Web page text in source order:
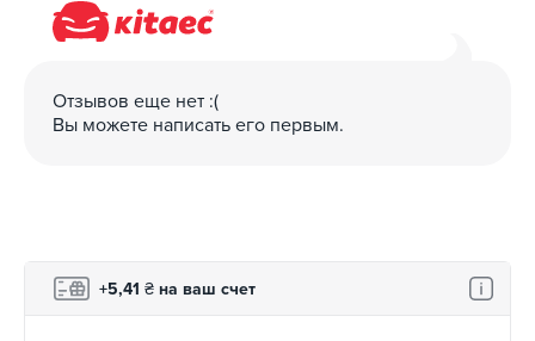
Отзывов еще нет :(
Вы можете написать его первым.
+5,41 ₴ на ваш счет